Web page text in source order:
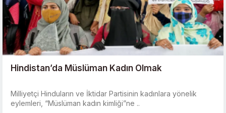
Hindistan’da Müslüman Kadın Olmak
Milliyetçi Hinduların ve İktidar Partisinin kadınlara yönelik
eylemleri, “Müslüman kadın kimliği”ne ..